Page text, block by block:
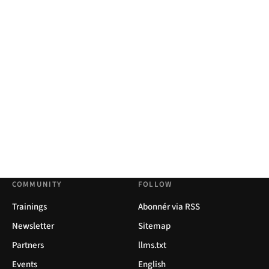
COMMUNITY
Trainings
Newsletter
Partners
Events
FOLLOW
Abonnér via RSS
Sitemap
llms.txt
English